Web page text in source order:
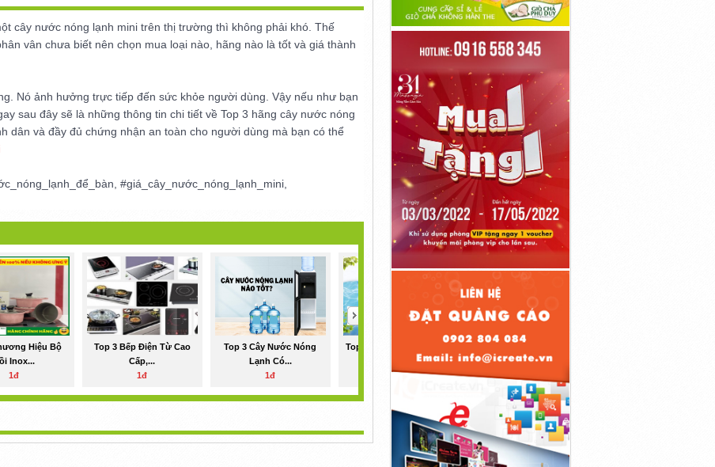
cây nước nóng lạnh mini trên thị trường thì không phải khó. Thế
vân chưa biết nên chọn mua loại nào, hãng nào là tốt và giá thành
Nó ảnh hưởng trực tiếp đến sức khỏe người dùng. Vậy nếu như bạn
sau đây sẽ là những thông tin chi tiết về Top 3 hãng cây nước nóng
dân và đầy đủ chứng nhận an toàn cho người dùng mà bạn có thể
#giá_cây_nước_nóng_lạnh_mini,
Hiệu Bộ
Inox...
1đ
Top 3 Bếp Điện Từ Cao
Cấp,...
1đ
Top 3 Cây Nước Nóng
Lạnh Có...
1đ
Top 3 Cây Nước Bình Âm
1đ
Nghiệp Hot...
>